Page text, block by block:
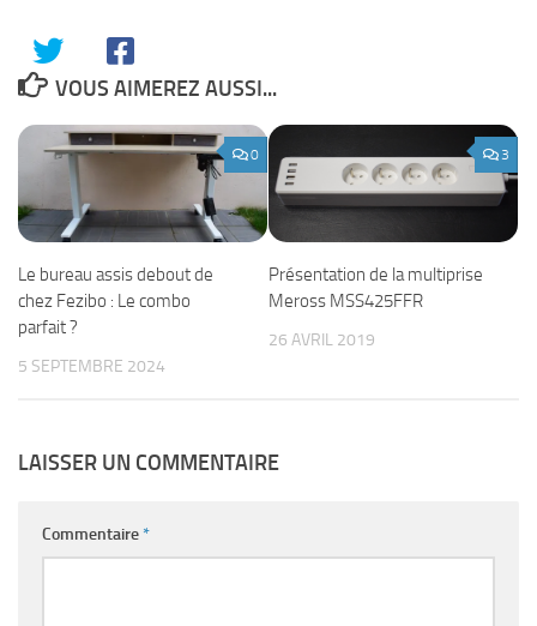
VOUS AIMEREZ AUSSI...
0
Le bureau assis debout de
chez Fezibo : Le combo
parfait ?
5 SEPTEMBRE 2024
3
Présentation de la multiprise
Meross MSS425FFR
26 AVRIL 2019
LAISSER UN COMMENTAIRE
Commentaire*